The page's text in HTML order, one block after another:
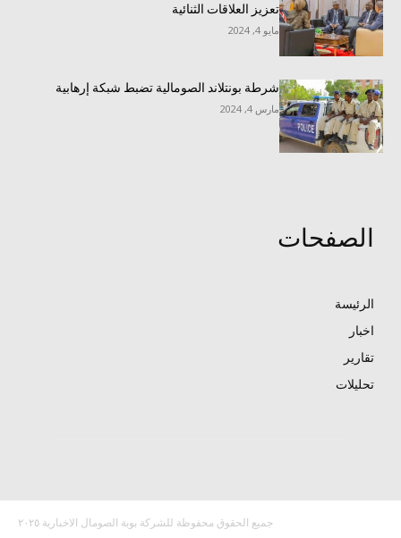
تعزيز العلاقات الثنائية
مايو 4, 2024
شرطة بونتلاند الصومالية تضبط شبكة إرهابية
مارس 4, 2024
الصفحات
الرئيسة
اخبار
تقارير
تحليلات
جميع الحقوق محفوظة للشركة بوبة الصومال الاخبارية ٢٠٢٥